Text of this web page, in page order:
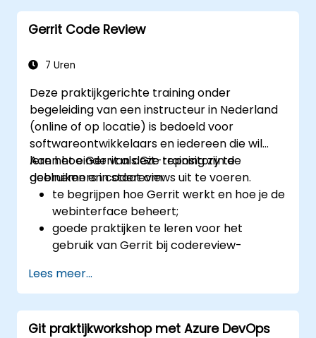
Het samenwerken aan code, issues en
documentatie met behulp van Markdown
Het toepassen van GitLab Pages,
configuraties in echte
projectomgevingen.
Gerrit Code Review
7 Uren
Deze praktijkgerichte training onder
begeleiding van een instructeur in Nederland
(online of op locatie) is bedoeld voor
softwareontwikkelaars en iedereen die wil
leren hoe Gerrit als Git-repository te
gebruiken en codereviews uit te voeren.
Aan het einde van deze training zijn de
deelnemers in staat om:
te begrijpen hoe Gerrit werkt en hoe je de
webinterface beheert;
goede praktijken te leren voor het
gebruik van Gerrit bij codereview-
een Gerrit-project te beheren en te
configureren.
Lees meer...
Git praktijkworkshop met Azure DevOps